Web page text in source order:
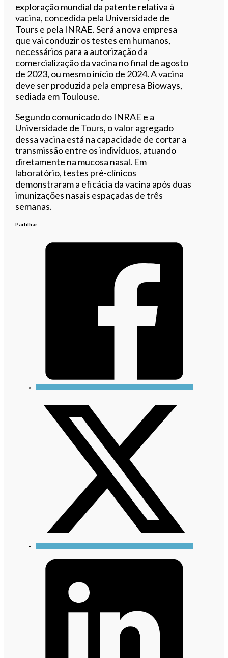
exploração mundial da patente relativa à
vacina, concedida pela Universidade de
Tours e pela INRAE. Será a nova empresa
que vai conduzir os testes em humanos,
necessários para a autorização da
comercialização da vacina no final de agosto
de 2023, ou mesmo início de 2024. A vacina
deve ser produzida pela empresa Bioways,
sediada em Toulouse.
Segundo comunicado do INRAE e a
Universidade de Tours, o valor agregado
dessa vacina está na capacidade de cortar a
transmissão entre os indivíduos, atuando
diretamente na mucosa nasal. Em
laboratório, testes pré-clínicos
demonstraram a eficácia da vacina após duas
imunizações nasais espaçadas de três
semanas.
Partilhar